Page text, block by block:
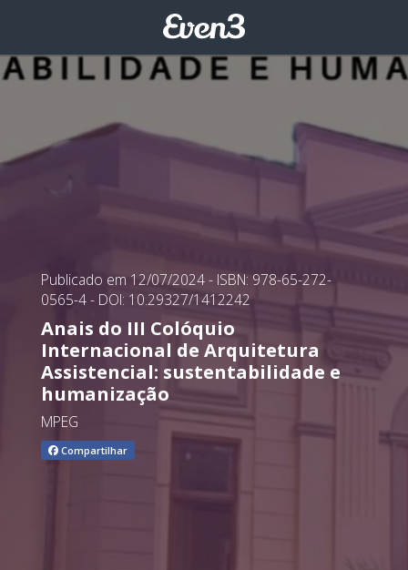
Publicado em 12/07/2024- ISBN: 978-65-272-
0565-4- DOI: 10.29327/1412242
Anais do III Colóquio
Internacional de Arquitetura
Assistencial: sustentabilidade e
humanização
MPEG
Compartilhar